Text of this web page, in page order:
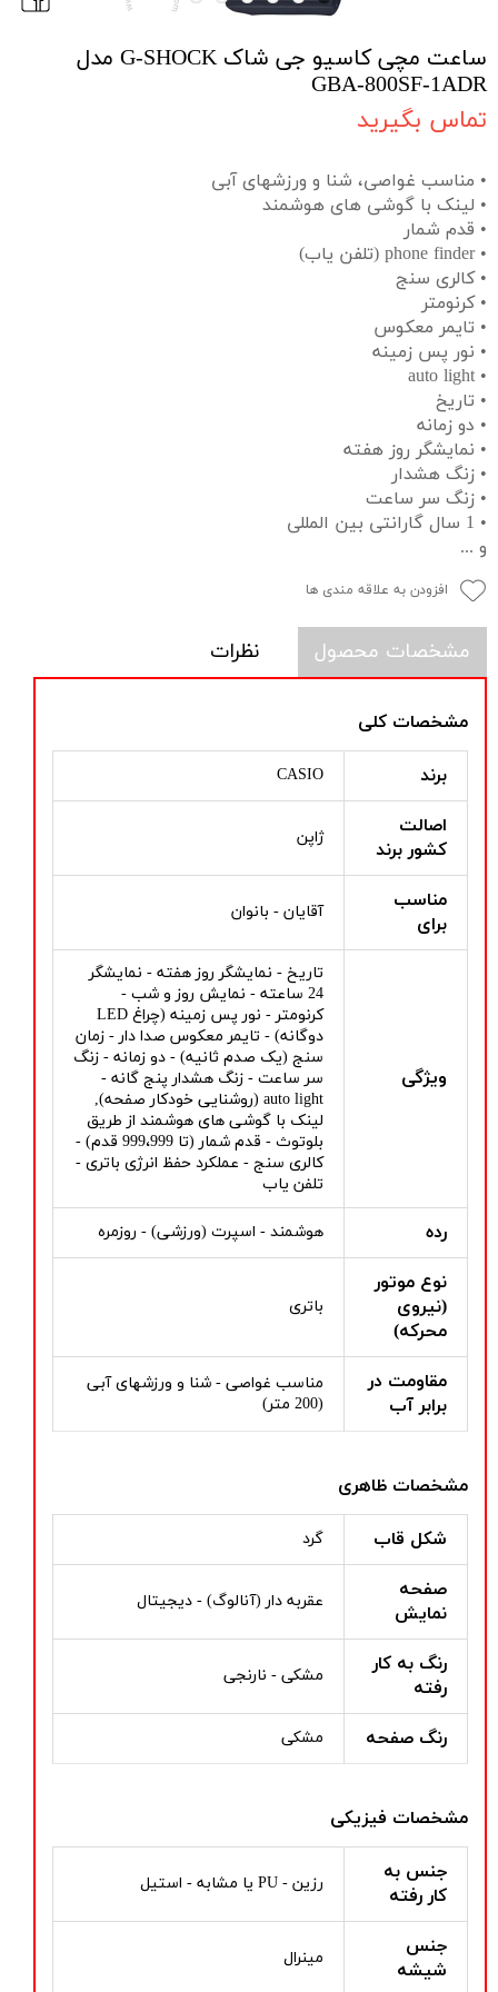
ساعت مچی کاسیو جی شاک G-SHOCK مدل
GBA-800SF-1ADR
تماس بگیرید
• مناسب غواصی، شنا و ورزشهای آبی
• لینک با گوشی های هوشمند
• قدم شمار
• phone finder (تلفن یاب)
• کالری سنج
• کرنومتر
• تایمر معکوس
• نور پس زمینه
• auto light
• تاریخ
• دو زمانه
• نمایشگر روز هفته
• زنگ هشدار
• زنگ سر ساعت
• 1 سال گارانتی بین المللی
و ...
افزودن به علاقه مندی ها
مشخصات محصول نظرات
مشخصات کلی
برند CASIO
اصالت
کشور برند
ژاپن
مناسب
برای
آقایان - بانوان
ویژگی
تاریخ - نمایشگر روز هفته - نمایشگر
24 ساعته - نمایش روز و شب -
کرنومتر - نور پس زمینه (چراغ LED
دوگانه) - تایمر معکوس صدا دار - زمان
سنج (یک صدم ثانیه) - دو زمانه - زنگ
سر ساعت - زنگ هشدار پنج گانه -
auto light (روشنایی خودکار صفحه),
لینک با گوشی های هوشمند از طریق
بلوتوث - قدم شمار (تا 999،999 قدم) -
کالری سنج - عملکرد حفظ انرژی باتری -
تلفن یاب
رده هوشمند - اسپرت (ورزشی) - روزمره
نوع موتور
(نیروی
محرکه)
باتری
مقاومت در
برابر آب
مناسب غواصی - شنا و ورزشهای آبی
(200 متر)
مشخصات ظاهری
شکل قاب گرد
صفحه
نمایش
عقربه دار (آنالوگ) - دیجیتال
رنگ به کار
رفته
مشکی - نارنجی
رنگ صفحه مشکی
مشخصات فیزیکی
جنس به
کار رفته
رزین - PU یا مشابه - استیل
جنس
شیشه
مینرال